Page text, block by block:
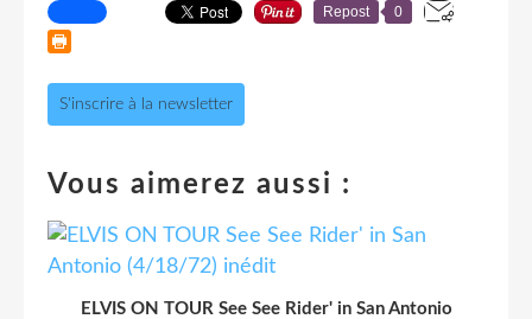
Repost 0
S'inscrire à la newsletter
Vous aimerez aussi :
ELVIS ON TOUR See See Rider' in San Antonio